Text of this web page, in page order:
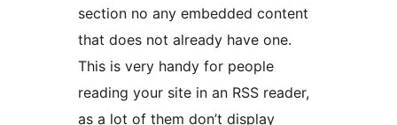
section no any embedded content
that does not already have one.
This is very handy for people
reading your site in an RSS reader,
as a lot of them don’t display